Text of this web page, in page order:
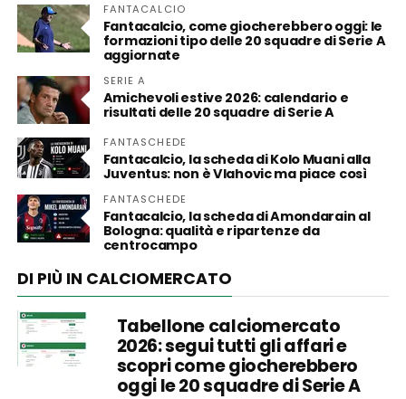
FANTACALCIO
Fantacalcio, come giocherebbero oggi: le
formazioni tipo delle 20 squadre di Serie A
aggiornate
SERIE A
Amichevoli estive 2026: calendario e
risultati delle 20 squadre di Serie A
FANTASCHEDE
Fantacalcio, la scheda di Kolo Muani alla
Juventus: non è Vlahovic ma piace così
FANTASCHEDE
Fantacalcio, la scheda di Amondarain al
Bologna: qualità e ripartenze da
centrocampo
DI PIÙ IN CALCIOMERCATO
Tabellone calciomercato
2026: segui tutti gli affari e
scopri come giocherebbero
oggi le 20 squadre di Serie A